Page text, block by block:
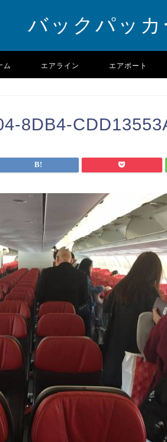
バックパッカ
ム エアライン エアポート
8DB4-